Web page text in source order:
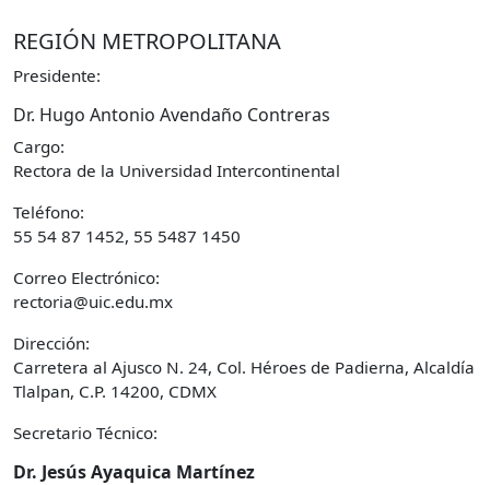
REGIÓN METROPOLITANA
Presidente:
Dr. Hugo Antonio Avendaño Contreras
Cargo:
Rectora de la Universidad Intercontinental
Teléfono:
55 54 87 1452, 55 5487 1450
Correo Electrónico:
rectoria@uic.edu.mx
Dirección:
Carretera al Ajusco N. 24, Col. Héroes de Padierna, Alcaldía
Tlalpan, C.P. 14200, CDMX
Secretario Técnico:
Dr. Jesús Ayaquica Martínez